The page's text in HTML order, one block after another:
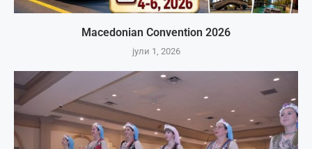
Macedonian Convention 2026
јули 1, 2026